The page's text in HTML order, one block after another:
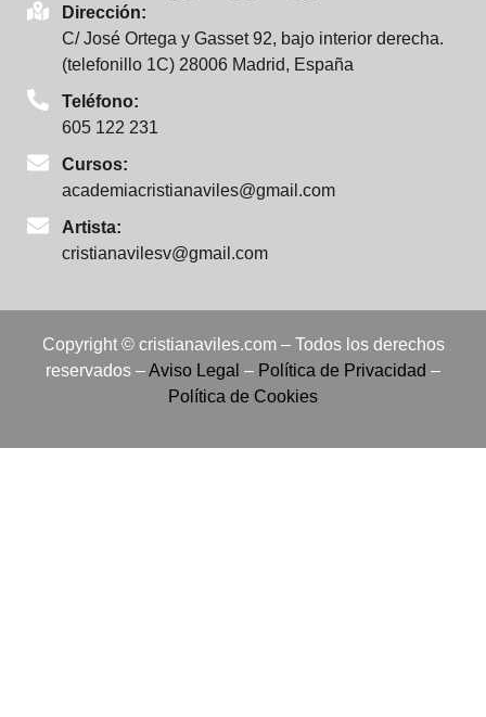
Dirección:
C/ José Ortega y Gasset 92, bajo interior derecha.
(telefonillo 1C) 28006 Madrid, España
Teléfono:
605 122 231
Cursos:
academiacristianaviles@gmail.com
Artista:
cristianavilesv@gmail.com
Copyright © cristianaviles.com – Todos los derechos
reservados –Aviso Legal – Política de Privacidad –
Política de Cookies